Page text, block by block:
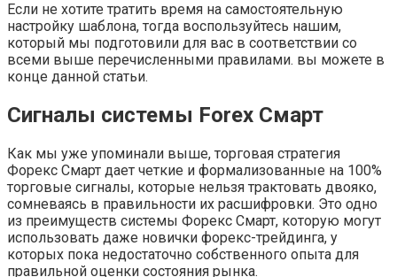
Если не хотите тратить время на самостоятельную
настройку шаблона, тогда воспользуйтесь нашим,
который мы подготовили для вас в соответствии со
всеми выше перечисленными правилами. вы можете в
конце данной статьи.
Сигналы системы Forex Смарт
Как мы уже упоминали выше, торговая стратегия
Форекс Смарт дает четкие и формализованные на 100%
торговые сигналы, которые нельзя трактовать двояко,
сомневаясь в правильности их расшифровки. Это одно
из преимуществ системы Форекс Смарт, которую могут
использовать даже новички форекс-трейдинга, у
которых пока недостаточно собственного опыта для
правильной оценки состояния рынка.